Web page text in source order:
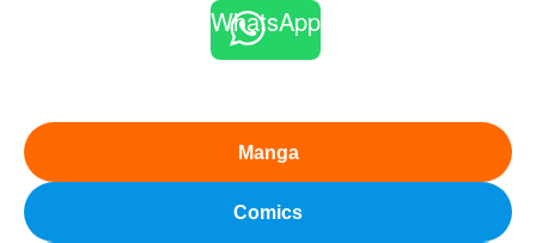
WhatsApp
Manga
Comics